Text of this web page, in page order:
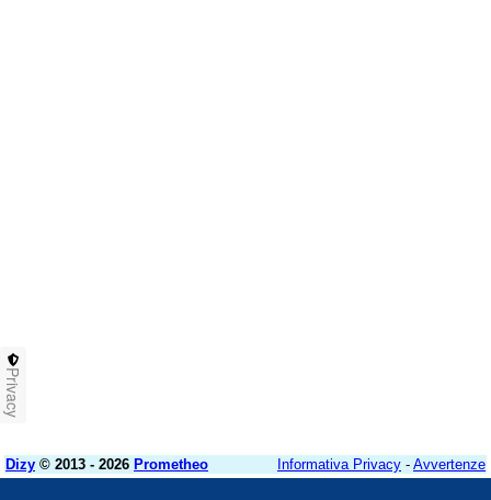
Dizy © 2013 - 2026 Prometheo Informativa Privacy - Avvertenze
Privacy